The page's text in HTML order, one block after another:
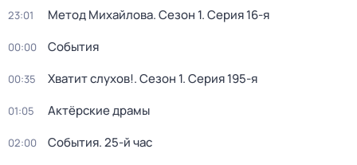
23:01 Метод Михайлова. Сезон 1. Серия 16-я
00:00 События
00:35 Хватит слухов!. Сезон 1. Серия 195-я
01:05 Актёрские драмы
02:00 События. 25-й час